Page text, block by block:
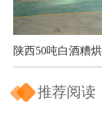
陕西50吨白酒糟
推荐阅读